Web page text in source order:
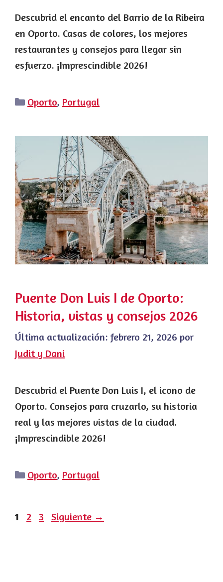
Descubrid el encanto del Barrio de la Ribeira
en Oporto. Casas de colores, los mejores
restaurantes y consejos para llegar sin
esfuerzo. ¡Imprescindible 2026!
Categorías
Oporto, Portugal
Puente Don Luis I de Oporto:
Historia, vistas y consejos 2026
Última actualización: febrero 21, 2026 por
Judit y Dani
Descubrid el Puente Don Luis I, el icono de
Oporto. Consejos para cruzarlo, su historia
real y las mejores vistas de la ciudad.
¡Imprescindible 2026!
Categorías
Oporto, Portugal
Página
1 Página
2 Página
3 Siguiente →